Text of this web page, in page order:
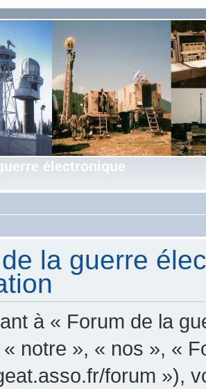
électronique
la guerre
à « Forum de la
notre », « nos », «
forum »),